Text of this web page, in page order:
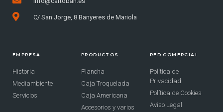
C/ San Jorge, 8 Banyeres de Mariola
EMPRESA
Historia
Mediambiente
Servicios
PRODUCTOS
Plancha
Caja Troquelada
Caja Americana
Accesorios y varios
RED COMERCIAL
Política de
Privacidad
Política de Cookies
Aviso Legal